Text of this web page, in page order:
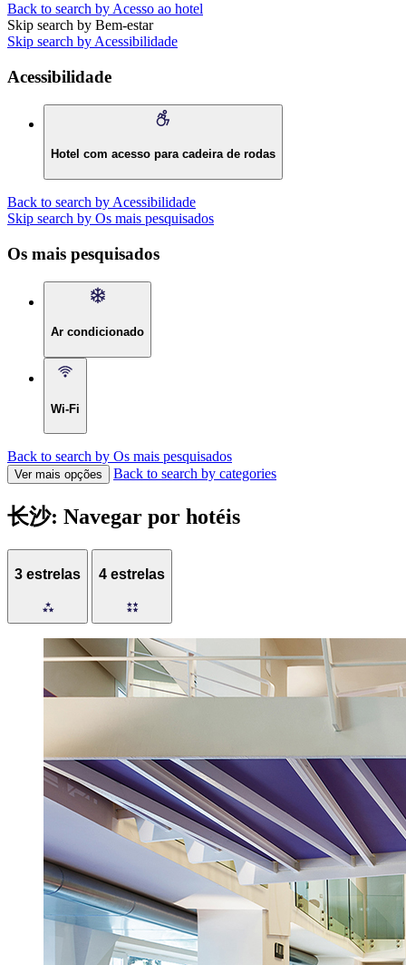
Back to search by Acesso ao hotel
Skip search by Bem-estar
Skip search by Acessibilidade
Acessibilidade
Hotel com acesso para cadeira de rodas
Back to search by Acessibilidade
Skip search by Os mais pesquisados
Os mais pesquisados
Ar condicionado
Wi-Fi
Back to search by Os mais pesquisados
Ver mais opções Back to search by categories
长沙: Navegar por hotéis
3 estrelas 4 estrelas